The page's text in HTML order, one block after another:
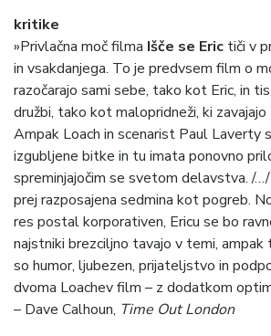
kritike
»Privlačna moč filma Išče se Eric tiči v
in vsakdanjega. To je predvsem film o
razočarajo sami sebe, tako kot Eric, in
družbi, tako kot malopridneži, ki
Ampak Loach in scenarist Paul Laverty
izgubljene bitke in tu imata ponovno
spreminjajočim se svetom delavstva. /…/
prej razposajena sedmina kot pogreb.
res postal korporativen, Ericu se bo
najstniki brezciljno tavajo v temi, ampak
so humor, ljubezen, prijateljstvo in
dvoma Loachev film – z dodatkom
– Dave Calhoun, Time Out London